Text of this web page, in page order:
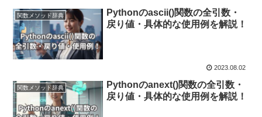
関数メソッド辞典
Pythonのascii()関数の全引数・
戻り値・具体的な使用例を解説！
2023.08.02
関数メソッド辞典
Pythonのanext()関数の全引数・
戻り値・具体的な使用例を解説！